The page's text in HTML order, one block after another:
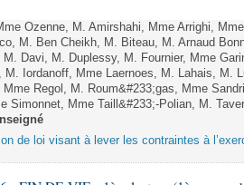
Ozenne, M. Amirshahi, Mme Arrighi,
M. Ben Cheikh, M. Biteau, M. Arnaud
M. Davi, M. Duplessy, M. Fournier, Mme
M. Iordanoff, Mme Laernoes, M. Lahais, M.
Mme Regol, M. Roum&#233;gas, Mme
Simonnet, Mme Taill&#233;-Polian, M.
de loi visant à lever les contraintes à